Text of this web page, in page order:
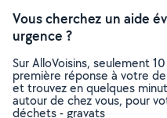
Vous cherchez un aide
urgence ?
Sur AlloVoisins, seulement
première réponse à votre
et trouvez en quelques
autour de chez vous, pour
déchets - gravats